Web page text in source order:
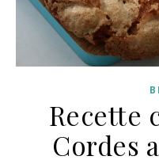
Recette
Cordes